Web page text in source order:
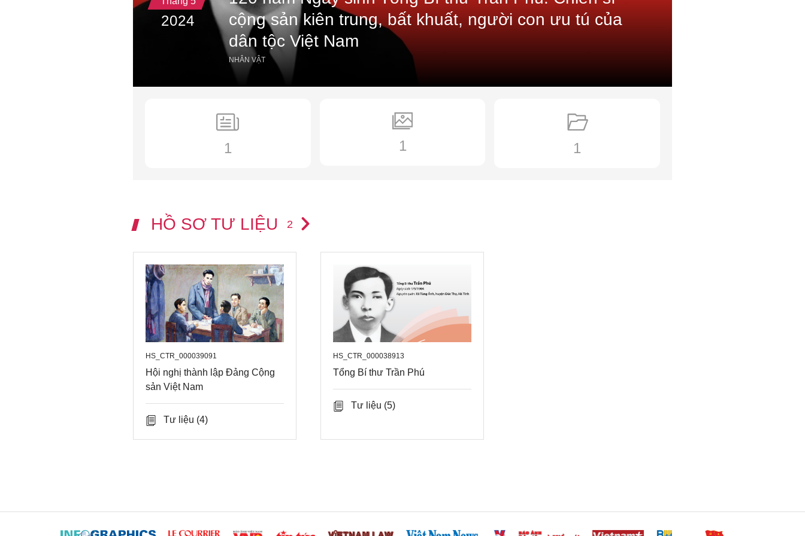
- 3/1931: Chủ trì Hội nghị Trung ương lần thứ 2 tại Sài Gòn bàn việc chấn chỉnh Đảng sau đợt
khủng bố của địch. Hội nghị đã ra Nghị quyết về nhiệm vụ hiện tại của Đảng, Nghị quyết về tổ
chức của Đảng, Nghị quyết về cổ động tuyên truyền.
- 18/4/1931: Đồng chí bị địch bắt và giam giữ ở Khám Lớn Sài Gòn.
- 6/9/1931: Đồng chí mất tại Nhà thương Chợ Quán, Sài Gòn.
- (Tư liệu được biên soạn trước ngày 1/7/2025)
2024
cộng sản kiên trung, bất khuất, người con ưu tú của
dân tộc Việt Nam
NHÂN VẬT
1 1 1
HỒ SƠ TƯ LIỆU 2
HS_CTR_000039091
Hội nghị thành lập Đảng Cộng
sản Việt Nam
Tư liệu (4)
HS_CTR_000038913
Tổng Bí thư Trần Phú
Tư liệu (5)